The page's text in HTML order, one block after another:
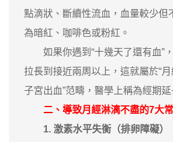
點滴狀、斷續性流血，血量較少但
為暗紅、咖啡色或粉紅。
如果你遇到“十幾天了還有血”
拉長到接近兩周以上，這就屬於“月
子宮出血”范疇，醫學上稱為經期延
二、導致月經淋漓不盡的7大
1. 激素水平失衡（排卵障礙）